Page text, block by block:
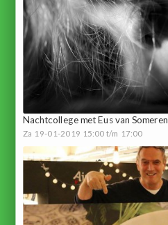
Nachtcollege met Eus van Someren
Za 19-01-2019 15:00 t/m 17:00